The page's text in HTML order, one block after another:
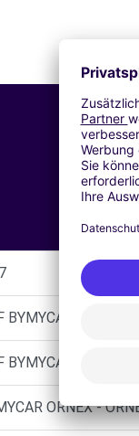
LEMAN -
LEMAN -
ORNEX -